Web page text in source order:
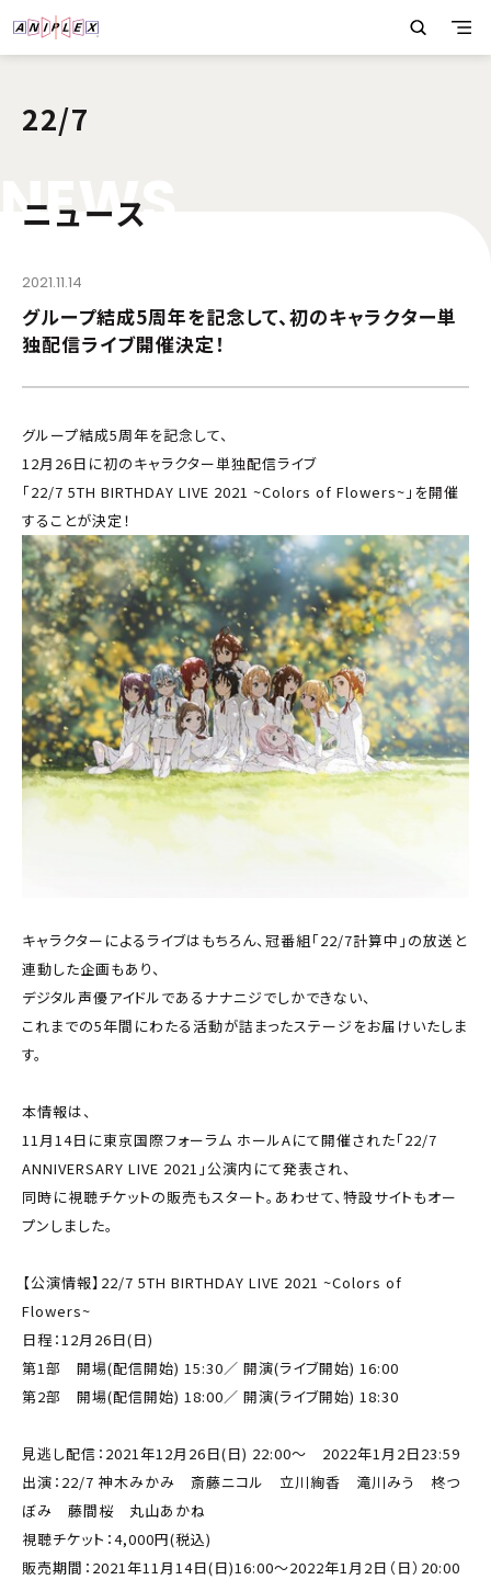
22/7
NEWS
ニュース
2021.11.14
グループ結成5周年を記念して、初のキャラクター単
独配信ライブ開催決定！
グループ結成5周年を記念して、
12月26日に初のキャラクター単独配信ライブ
「22/7 5TH BIRTHDAY LIVE 2021 ~Colors of Flowers~」を開催
することが決定！
キャラクターによるライブはもちろん、冠番組「22/7計算中」の放送と
連動した企画もあり、
デジタル声優アイドルであるナナニジでしかできない、
これまでの5年間にわたる活動が詰まったステージをお届けいたしま
す。
本情報は、
11月14日に東京国際フォーラム ホールAにて開催された「22/7
ANNIVERSARY LIVE 2021」公演内にて発表され、
同時に視聴チケットの販売もスタート。あわせて、特設サイトもオー
プンしました。
【公演情報】22/7 5TH BIRTHDAY LIVE 2021 ~Colors of
Flowers~
日程：12月26日(日)
第1部 開場(配信開始) 15:30／ 開演(ライブ開始) 16:00
第2部 開場(配信開始) 18:00／ 開演(ライブ開始) 18:30
見逃し配信：2021年12月26日(日) 22:00～ 2022年1月2日23:59
出演：22/7 神木みかみ 斎藤ニコル 立川絢香 滝川みう 柊つ
ぼみ 藤間桜 丸山あかね
視聴チケット：4,000円(税込)
販売期間：2021年11月14日(日)16:00～2022年1月2日（日）20:00